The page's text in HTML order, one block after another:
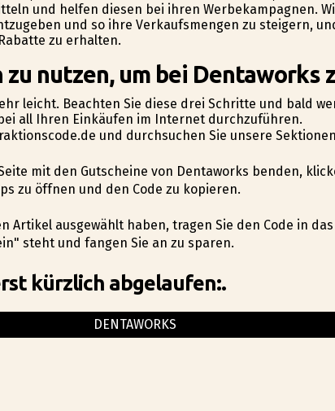
und helfen diesen bei ihren Werbekampagnen.
und so ihre Verkaufsmengen zu steigern,
zu erhalten.
zu nutzen, um bei Dentaworks
leicht. Beachten Sie diese drei Schritte und bald
all Ihren Einkäufen im Internet durchzuführen.
und durchsuchen Sie unsere
mit den Gutscheine von Dentaworks befinden,
zu öffnen und den Code zu kopieren.
Artikel ausgewählt haben, tragen Sie den Code in
steht und fangen Sie an zu sparen.
kürzlich abgelaufen:.
DENTAWORKS